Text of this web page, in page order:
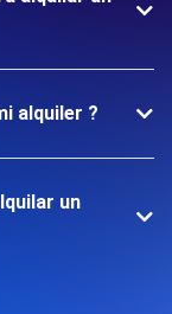
alquiler ?
un